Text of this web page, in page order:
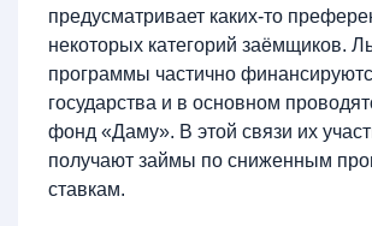
предусматривает каких-то
некоторых категорий заёмщиков.
программы частично
государства и в основном
фонд «Даму». В этой связи их
получают займы по сниженным
ставкам.